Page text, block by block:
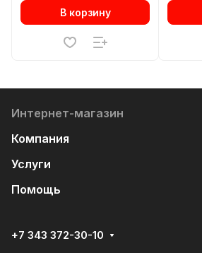
В корзину
Интернет-магазин
Компания
Услуги
Помощь
+7 343 372-30-10